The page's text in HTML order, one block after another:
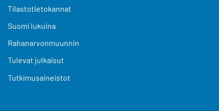
Tilastotietokannat
Suomi lukuina
Rahanarvonmuunnin
Tulevat julkaisut
Tutkimusaineistot